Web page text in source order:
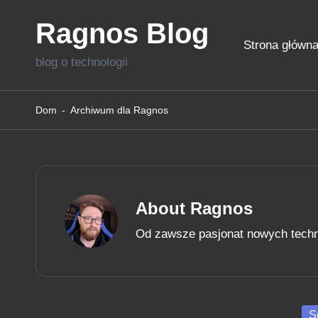
Ragnos Blog
blog o technologii
Strona główna
Dom - Archiwum dla Ragnos
About Ragnos
Od zawsze pasjonat nowych